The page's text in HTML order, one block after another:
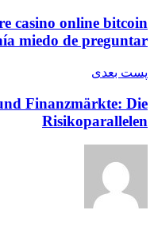
casino online bitcoin
miedo de preguntar
پست‌ بعدی
Finanzmärkte: Die
Risikoparallelen